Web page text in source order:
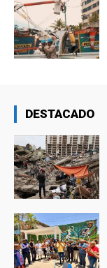
DESTACADO